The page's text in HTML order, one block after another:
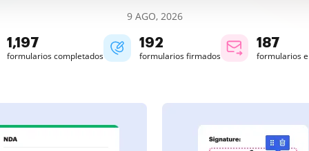
9 AGO, 2026
1,197
formularios completados
192
formularios firmados
187
formularios